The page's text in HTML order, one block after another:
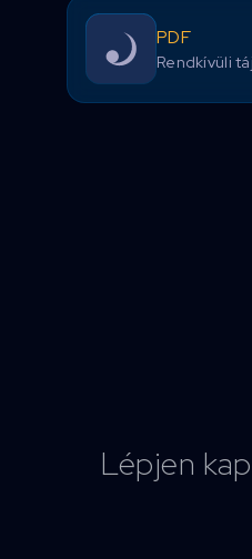
PDF
Rendkívüli
Lépjen